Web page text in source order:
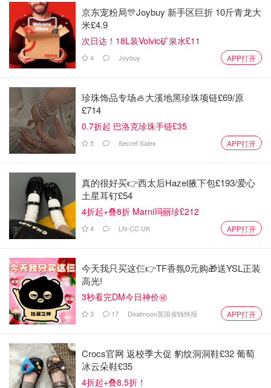
京东宠粉局🎊Joybuy 新手区巨折 10斤青龙大
米£4.9
次日达！18L装Volvic矿泉水£11
4 Joybuy APP打开
珍珠饰品专场🦪大溪地黑珍珠项链£69/原
£714
0.7折起 巴洛克珍珠手链£35
5 Secret Sales APP打开
真的很好买👉西太后Hazel腋下包£193/爱心
土星耳钉£54
4折起+叠8折 Marni玛丽珍£212
4 LN-CC UK APP打开
今天我只买这仨👉TF香氛0元购🎁送YSL正装
高光!
3秒看完DM今日神价㊙️
3 17 Dealmoon英国省钱快报 APP打开
Crocs官网 返校季大促 豹纹洞洞鞋£32 葡萄
冰云朵鞋£35
4折起+叠8.5折！